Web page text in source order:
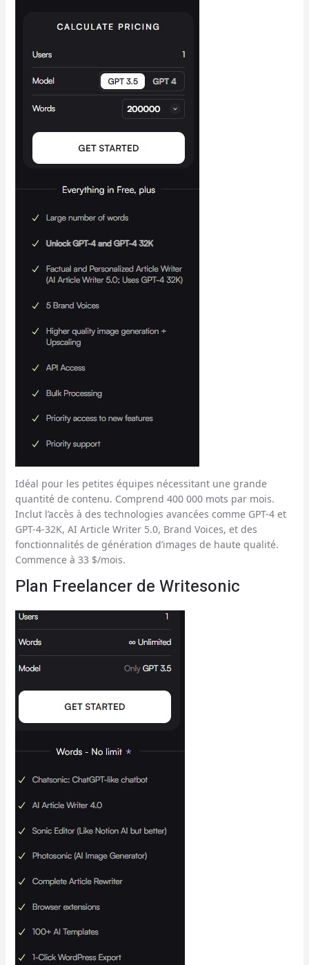
Idéal pour les petites équipes nécessitant une grande
quantité de contenu. Comprend 400 000 mots par mois.
Inclut l’accès à des technologies avancées comme GPT-4 et
GPT-4-32K, AI Article Writer 5.0, Brand Voices, et des
fonctionnalités de génération d’images de haute qualité.
Commence à 33 $/mois.
Plan Freelancer de Writesonic